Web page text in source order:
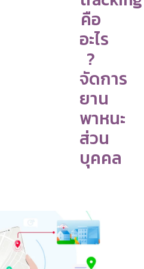
คือ
อะไร
?
จัดการ
ยาน
พาหนะ
ส่วน
บุคคล